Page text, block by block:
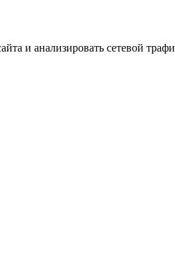
и анализировать сетевой